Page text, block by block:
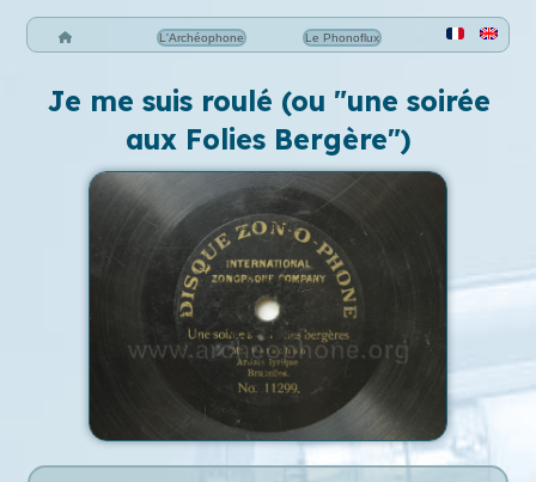
L'Archéophone Le Phonoflux
Je me suis roulé (ou "une soirée
aux Folies Bergère")